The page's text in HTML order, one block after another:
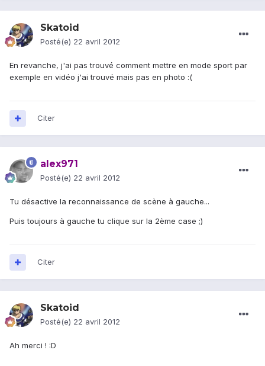
Skatoid
Posté(e) 22 avril 2012
En revanche, j'ai pas trouvé comment mettre en mode sport par
exemple en vidéo j'ai trouvé mais pas en photo :(
Citer
alex971
Posté(e) 22 avril 2012
Tu désactive la reconnaissance de scène à gauche...
Puis toujours à gauche tu clique sur la 2ème case ;)
Citer
Skatoid
Posté(e) 22 avril 2012
Ah merci ! :D